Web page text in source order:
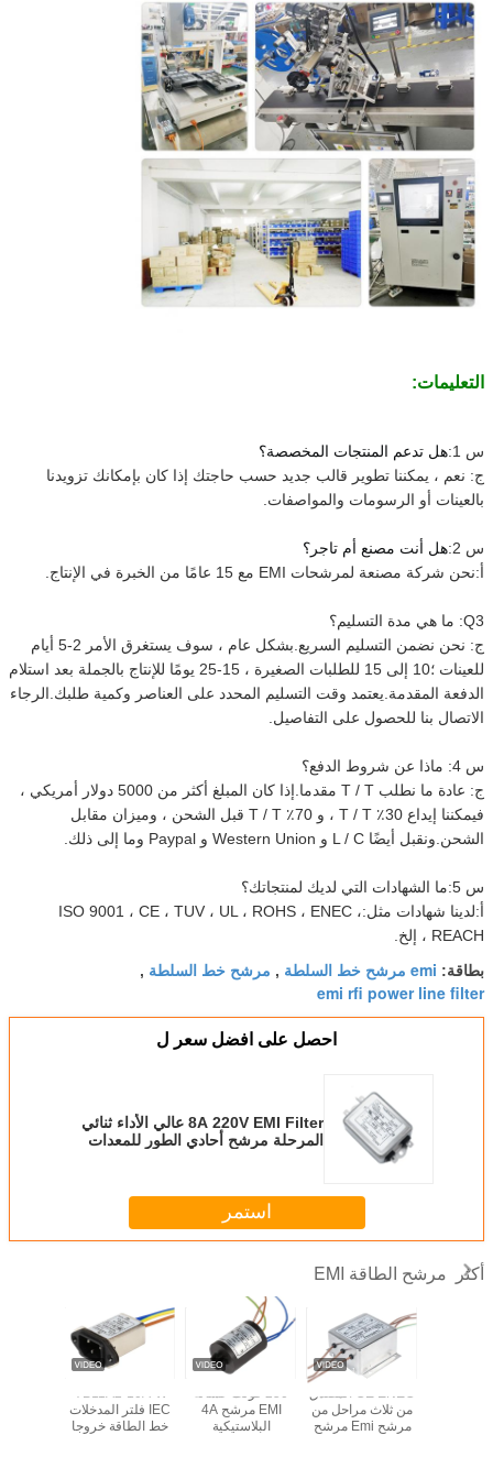
التعليمات:
س 1:
هل تدعم المنتجات المخصصة؟
ج: نعم ، يمكننا تطوير قالب جديد حسب حاجتك إذا كان بإمكانك تزويدنا
بالعينات أو الرسومات والمواصفات.
س 2:
هل أنت مصنع أم تاجر؟
أ:نحن شركة مصنعة لمرشحات EMI مع 15 عامًا من الخبرة في الإنتاج.
Q3: ما هي مدة التسليم؟
ج: نحن نضمن التسليم السريع.بشكل عام ، سوف يستغرق الأمر 2-5 أيام
للعينات ؛10 إلى 15 للطلبات الصغيرة ، 15-25 يومًا للإنتاج بالجملة بعد استلام
الدفعة المقدمة.يعتمد وقت التسليم المحدد على العناصر وكمية طلبك.الرجاء
الاتصال بنا للحصول على التفاصيل.
س 4: ماذا عن شروط الدفع؟
ج: عادة ما نطلب T / T مقدما.إذا كان المبلغ أكثر من 5000 دولار أمريكي ،
فيمكننا إيداع 30٪ T / T ، و 70٪ T / T قبل الشحن ، وميزان مقابل
الشحن.ونقبل أيضًا L / C و Western Union و Paypal وما إلى ذلك.
س 5:
ما الشهادات التي لديك لمنتجاتك؟
أ:لدينا شهادات مثل:ISO 9001 ، CE ، TUV ، UL ، ROHS ، ENEC ،
REACH ، إلخ.
بطاقة: emi مرشح خط السلطة , مرشح خط السلطة ,
emi rfi power line filter
احصل على افضل سعر ل
8A 220V EMI Filter عالي الأداء ثنائي
المرحلة مرشح أحادي الطور للمعدات
استمر
أكثر مرشح الطاقة EMI
IEC فلتر المدخلات
خط الطاقة خروجا
EMI مرشح 4A
البلاستيكية
من ثلاث مراحل من
مرشح Emi مرشح